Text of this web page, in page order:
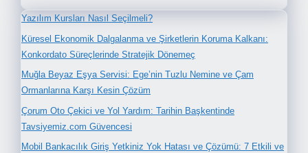
Yazılım Kursları Nasıl Seçilmeli?
Küresel Ekonomik Dalgalanma ve Şirketlerin Koruma Kalkanı:
Konkordato Süreçlerinde Stratejik Dönemeç
Muğla Beyaz Eşya Servisi: Ege’nin Tuzlu Nemine ve Çam
Ormanlarına Karşı Kesin Çözüm
Çorum Oto Çekici ve Yol Yardım: Tarihin Başkentinde
Tavsiyemiz.com Güvencesi
Mobil Bankacılık Giriş Yetkiniz Yok Hatası ve Çözümü: 7 Etkili ve